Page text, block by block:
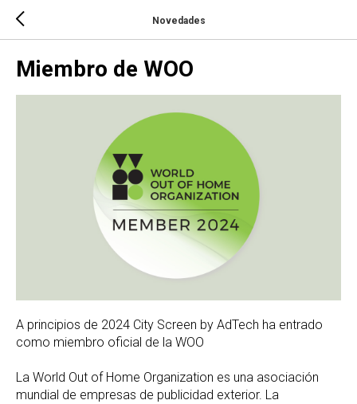
Novedades
Miembro de WOO
A principios de 2024 City Screen by AdTech ha entrado
como miembro oficial de la WOO
La World Out of Home Organization es una asociación
mundial de empresas de publicidad exterior. La